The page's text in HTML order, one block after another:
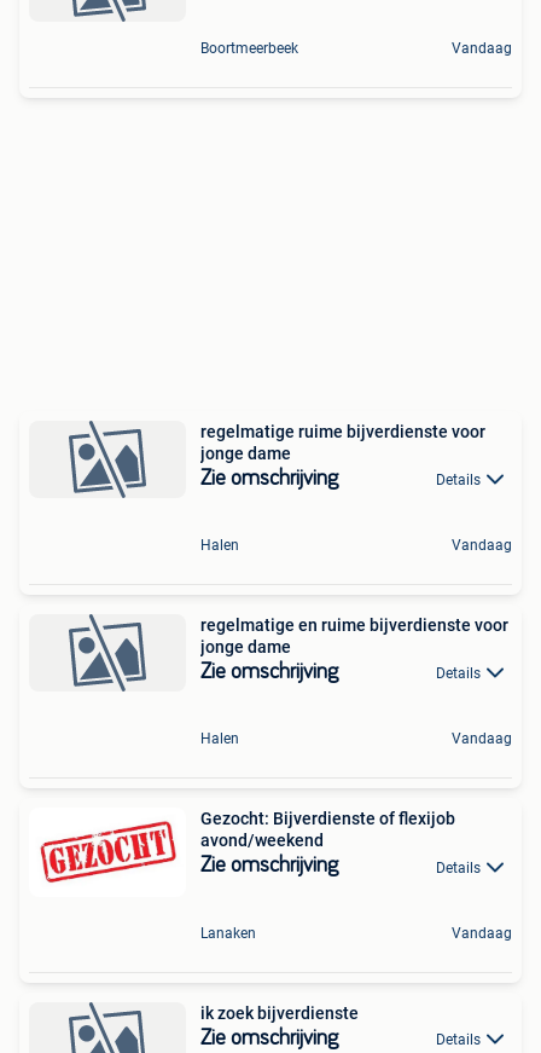
Boortmeerbeek Vandaag
regelmatige ruime bijverdienste voor
jonge dame
Zie omschrijving Details
Halen Vandaag
regelmatige en ruime bijverdienste voor
jonge dame
Zie omschrijving Details
Halen Vandaag
Gezocht: Bijverdienste of flexijob
avond/weekend
Zie omschrijving Details
Lanaken Vandaag
ik zoek bijverdienste
Zie omschrijving Details